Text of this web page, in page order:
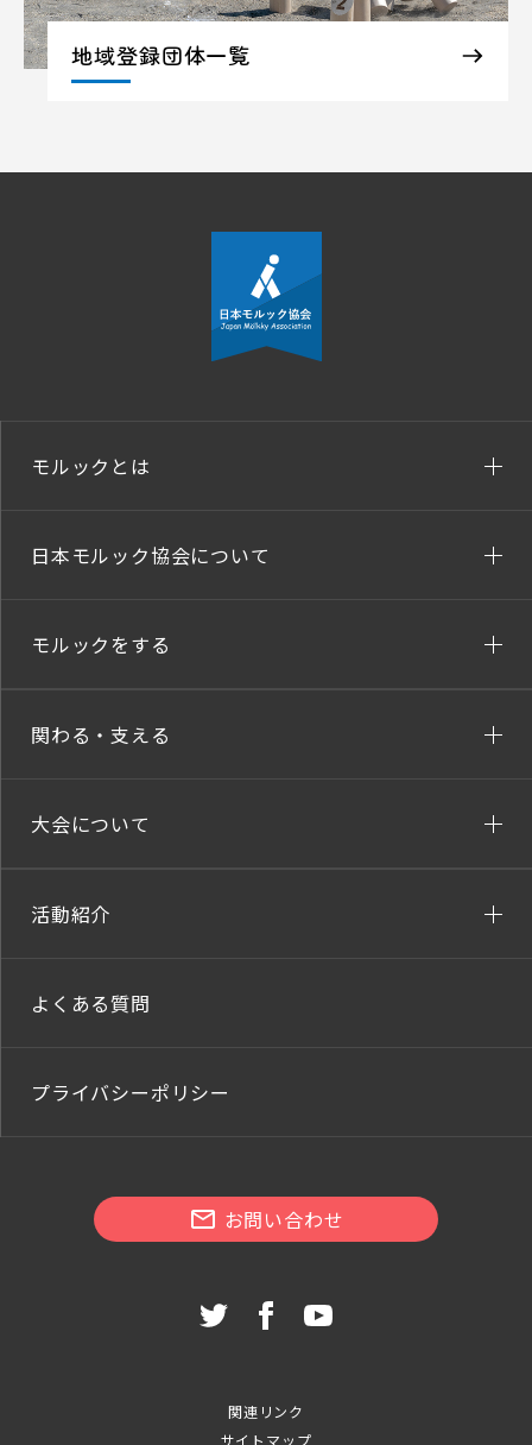
地域登録団体一覧
モルックとは
日本モルック協会について
モルックをする
関わる・支える
大会について
活動紹介
よくある質問
プライバシーポリシー
お問い合わせ
関連リンク
サイトマップ